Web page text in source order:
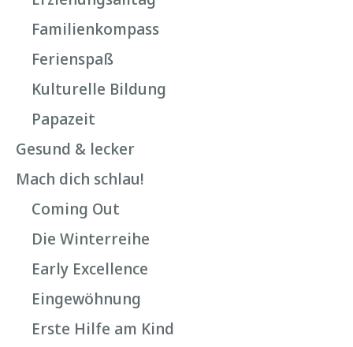
Familienkompass
Ferienspaß
Kulturelle Bildung
Papazeit
Gesund & lecker
Mach dich schlau!
Coming Out
Die Winterreihe
Early Excellence
Eingewöhnung
Erste Hilfe am Kind